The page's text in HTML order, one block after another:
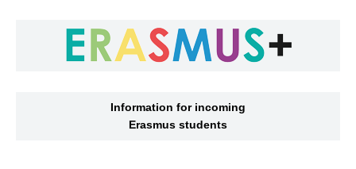
Information for incoming
Erasmus students